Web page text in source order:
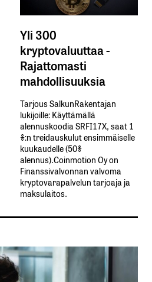
Yli 300
kryptovaluuttaa -
Rajattomasti
mahdollisuuksia
Tarjous SalkunRakentajan
lukijoille: Käyttämällä​ ​
alennuskoodia​ ​SRFI17X,​ ​saat​ ​1
%:n treidauskulut​ ​ensimmäiselle​ ​
kuukaudelle​ ​(50%​ ​
alennus).Coinmotion Oy on
Finanssivalvonnan valvoma
kryptovarapalvelun tarjoaja ja
maksulaitos.